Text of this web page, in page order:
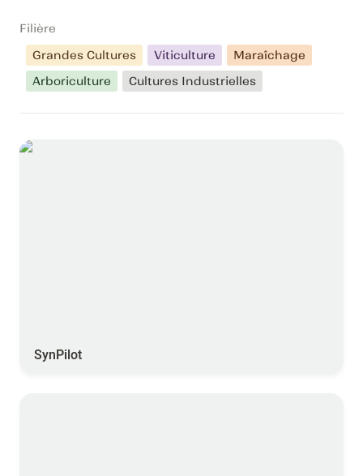
Filière
Grandes Cultures
Viticulture
Maraîchage
Arboriculture
Cultures Industrielles
SynPilot
SynPilot